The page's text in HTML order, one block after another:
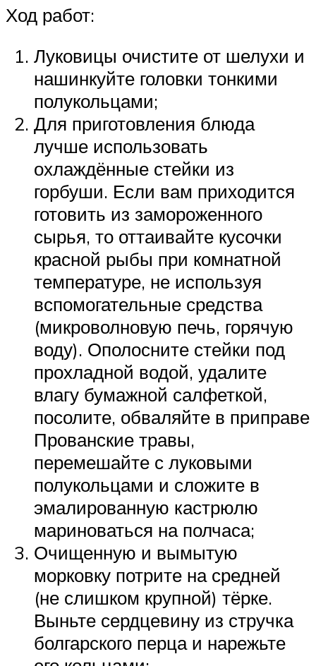
Ход работ:
Луковицы очистите от шелухи и
нашинкуйте головки тонкими
полукольцами;
Для приготовления блюда
лучше использовать
охлаждённые стейки из
горбуши. Если вам приходится
готовить из замороженного
сырья, то оттаивайте кусочки
красной рыбы при комнатной
температуре, не используя
вспомогательные средства
(микроволновую печь, горячую
воду). Ополосните стейки под
прохладной водой, удалите
влагу бумажной салфеткой,
посолите, обваляйте в приправе
Прованские травы,
перемешайте с луковыми
полукольцами и сложите в
эмалированную кастрюлю
мариноваться на полчаса;
Очищенную и вымытую
морковку потрите на средней
(не слишком крупной) тёрке.
Выньте сердцевину из стручка
болгарского перца и нарежьте